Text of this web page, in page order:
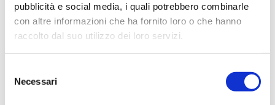
pubblicità e social media, i quali potrebbero combinarle
con altre informazioni che ha fornito loro o che hanno
raccolto dal suo utilizzo dei loro servizi.
delNecessari
TEDxBergamo per Christmas Design
2025